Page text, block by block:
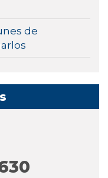
de